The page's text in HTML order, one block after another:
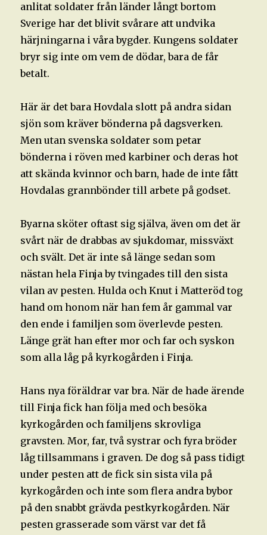
anlitat soldater från länder långt bortom
Sverige har det blivit svårare att undvika
härjningarna i våra bygder. Kungens soldater
bryr sig inte om vem de dödar, bara de får
betalt.
Här är det bara Hovdala slott på andra sidan
sjön som kräver bönderna på dagsverken.
Men utan svenska soldater som petar
bönderna i röven med karbiner och deras hot
att skända kvinnor och barn, hade de inte fått
Hovdalas grannbönder till arbete på godset.
Byarna sköter oftast sig själva, även om det är
svårt när de drabbas av sjukdomar, missväxt
och svält. Det är inte så länge sedan som
nästan hela Finja by tvingades till den sista
vilan av pesten. Hulda och Knut i Matteröd tog
hand om honom när han fem år gammal var
den ende i familjen som överlevde pesten.
Länge grät han efter mor och far och syskon
som alla låg på kyrkogården i Finja.
Hans nya föräldrar var bra. När de hade ärende
till Finja fick han följa med och besöka
kyrkogården och familjens skrovliga
gravsten. Mor, far, två systrar och fyra bröder
låg tillsammans i graven. De dog så pass tidigt
under pesten att de fick sin sista vila på
kyrkogården och inte som flera andra bybor
på den snabbt grävda pestkyrkogården. När
pesten grasserade som värst var det få